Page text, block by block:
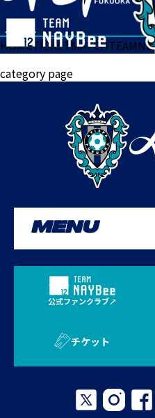
HOMETICKETMATCHTEAM
category page
MENU
公式ファンクラブ
チケット